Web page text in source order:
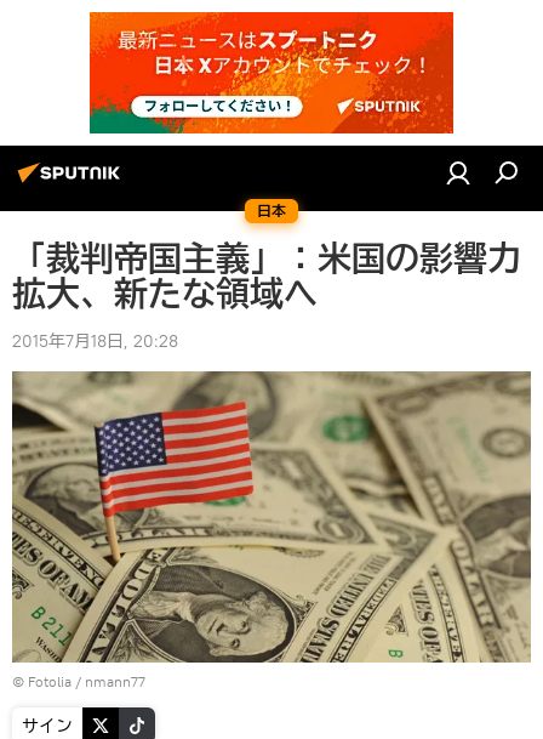
日本
「裁判帝国主義」：米国の影響力
拡大、新たな領域へ
2015年7月18日, 20:28
© Fotolia / nmann77
サイン